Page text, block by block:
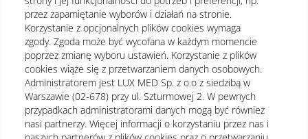
Polityka prywatności Notka prawna
Dane osobowe Mapa strony
przez zapamiętanie wyborów i działań na stronie.
Korzystanie z opcjonalnych plików cookies wymaga
zgody. Zgoda może być wycofana w każdym momencie
poprzez zmianę wyboru ustawień. Korzystanie z plików
cookies wiąże się z przetwarzaniem danych osobowych.
Administratorem jest LUX MED Sp. z o.o z siedzibą w
Warszawie (02-678) przy ul. Szturmowej 2. W pewnych
przypadkach administratorami danych mogą być również
nasi partnerzy. Więcej informacji o korzystaniu przez nas i